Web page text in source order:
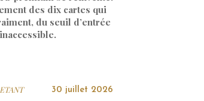
des dix cartes qui
du seuil d’entrée
30 juillet 2026